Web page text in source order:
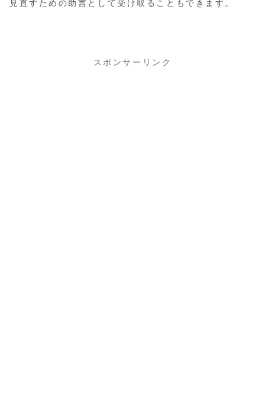
見直すための助言として受け取ることもできます。
スポンサーリンク